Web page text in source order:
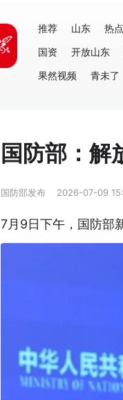
推荐 山东 热点
国资
开放山东
果然视频
青未了
国防部：解
国防部发布 2026-07-09
7月9日下午，国防部